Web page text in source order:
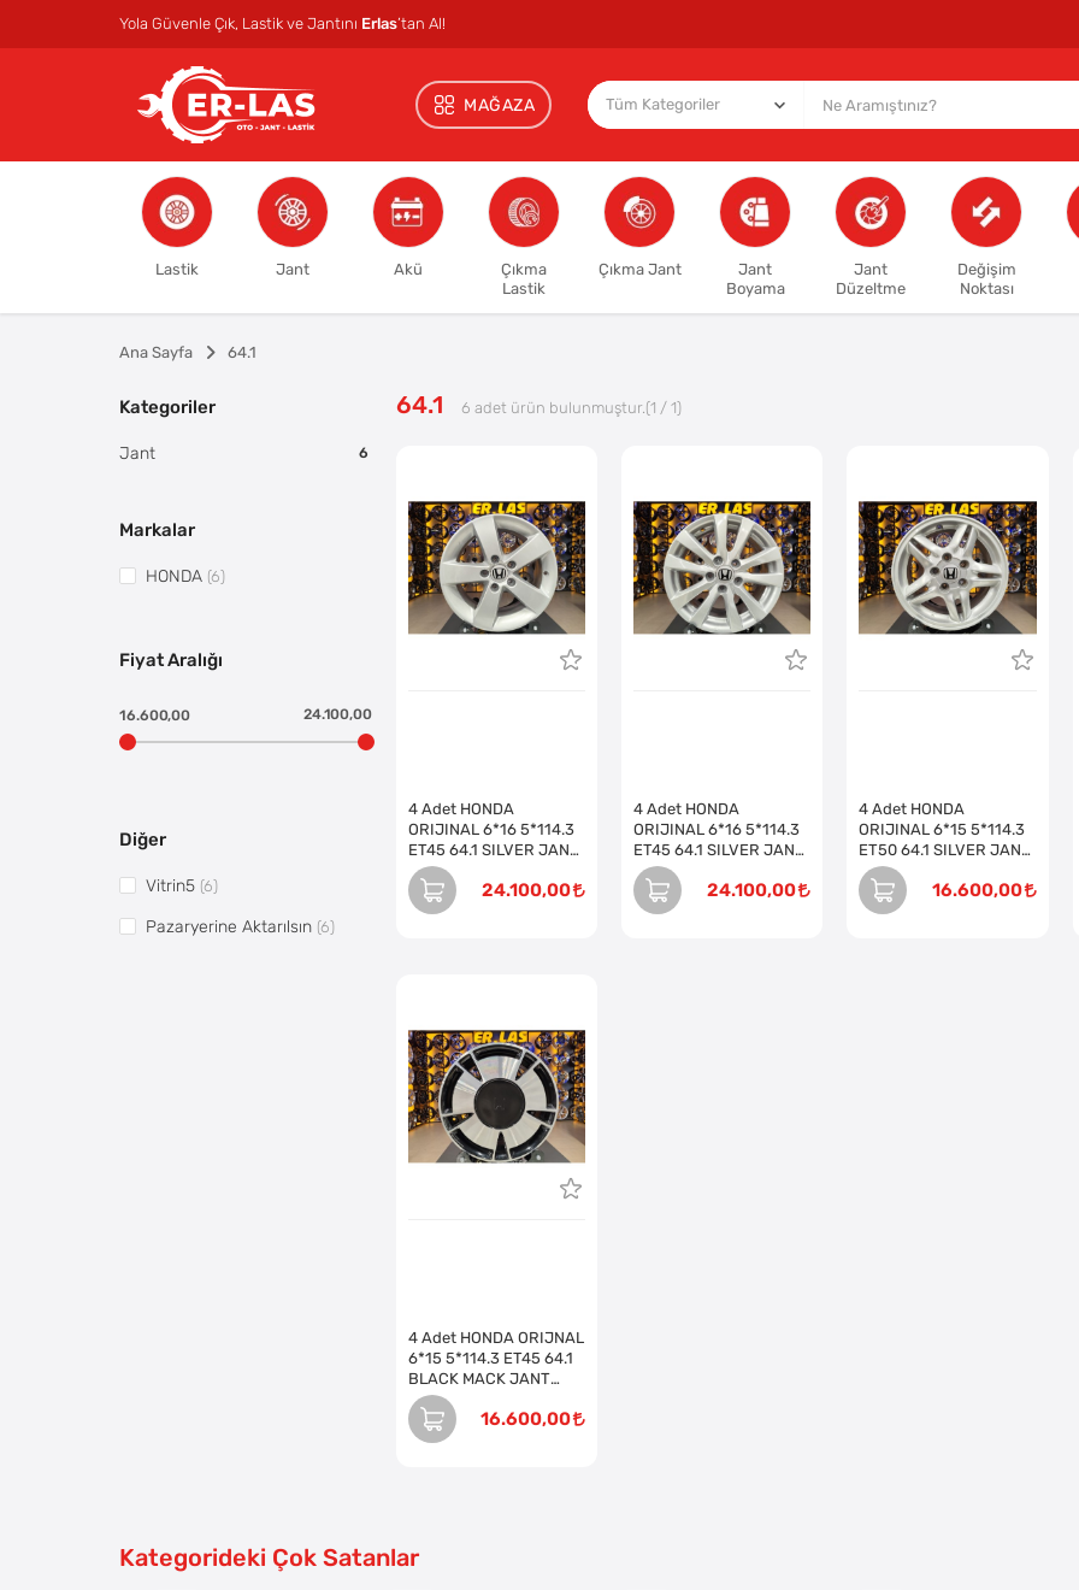
Yola Güvenle Çık, Lastik ve Jantını Erlas’tan Al!
MAĞAZA
Lastik Jant Akü
Çıkma
Lastik
Çıkma Jant
Jant
Boyama
Jant
Düzeltme
Değişim
Noktası
Ana Sayfa 64.1
64.1 6 adet ürün bulunmuştur.(1 / 1)
4 Adet HONDA
ORIJINAL 6*16 5*114.3
ET45 64.1 SILVER JANT
REVİZE EDİLMİŞ (Takım)
24.100,00
4 Adet HONDA
ORIJINAL 6*16 5*114.3
ET45 64.1 SILVER JANT
REVİZE EDİLMİŞ (Takım)
24.100,00
4 Adet HONDA
ORIJINAL 6*15 5*114.3
ET50 64.1 SILVER JANT
REVİZE EDİLMİŞ (Takım)
16.600,00
4 Adet HONDA ORIJNAL
6*15 5*114.3 ET45 64.1
BLACK MACK JANT
REVİZE EDİLMİŞ (Takım)
16.600,00
Kategoriler
Jant 6
Markalar
HONDA (6)
Fiyat Aralığı
16.600,00 24.100,00
Diğer
Vitrin5 (6)
Pazaryerine Aktarılsın (6)
Kategorideki Çok Satanlar